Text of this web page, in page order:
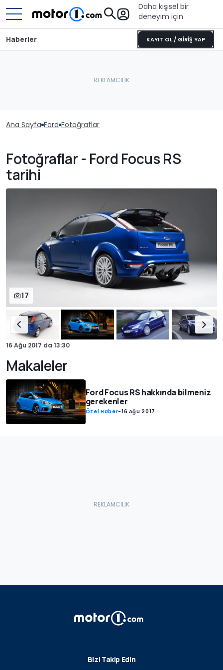
Daha kişisel bir
deneyim için
KAYIT OL / GİRİŞ YAP
Haberler
Ana Sayfa Ford Fotoğraflar
Fotoğraflar - Ford Focus RS
tarihi
17
16 Ağu 2017 da 13:30
Makaleler
Ford Focus RS hakkında bilmeniz
gerekenler
Özel Haber-16 Ağu 2017
Bizi Takip Edin